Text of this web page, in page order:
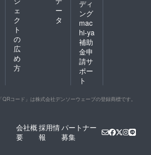
ェ
ク
ト
の
広
め
方
ー
タ
ディ
ング
mac
hi-ya
補助
金申
請サ
ポー
ト
「QRコード」は株式会社デンソーウェーブの登録商標です。
会社概
要
採用情
報
パートナー
募集